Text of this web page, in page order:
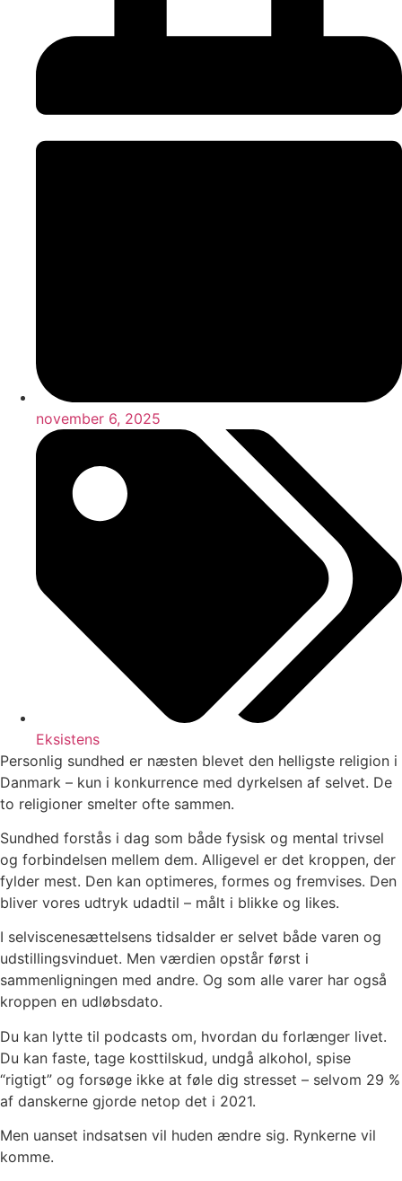
november 6, 2025
Eksistens
Personlig sundhed er næsten blevet den helligste religion i
Danmark – kun i konkurrence med dyrkelsen af selvet. De
to religioner smelter ofte sammen.
Sundhed forstås i dag som både fysisk og mental trivsel
og forbindelsen mellem dem. Alligevel er det kroppen, der
fylder mest. Den kan optimeres, formes og fremvises. Den
bliver vores udtryk udadtil – målt i blikke og likes.
I selviscenesættelsens tidsalder er selvet både varen og
udstillingsvinduet. Men værdien opstår først i
sammenligningen med andre. Og som alle varer har også
kroppen en udløbsdato.
Du kan lytte til podcasts om, hvordan du forlænger livet.
Du kan faste, tage kosttilskud, undgå alkohol, spise
“rigtigt” og forsøge ikke at føle dig stresset – selvom 29 %
af danskerne gjorde netop det i 2021.
Men uanset indsatsen vil huden ændre sig. Rynkerne vil
komme.